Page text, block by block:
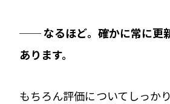
── なるほど。確かに常に更
あります。
もちろん評価についてしっか